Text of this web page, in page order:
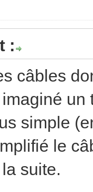
:
câbles
simple
le
suite.